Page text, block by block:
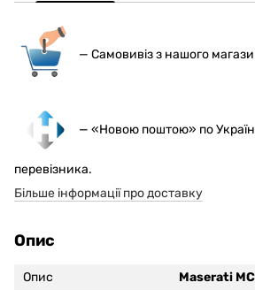
— Самовивіз з нашого
— «Новою поштою» по
перевізника.
Більше інформації про доставку
Опис
Опис Maserati